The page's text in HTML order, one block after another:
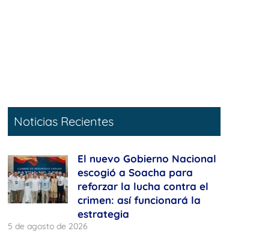
Noticias Recientes
El nuevo Gobierno Nacional
escogió a Soacha para
reforzar la lucha contra el
crimen: así funcionará la
estrategia
5 de agosto de 2026